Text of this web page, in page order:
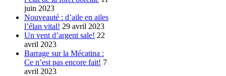
juin 2023
Nouveauté : d’aile en ailes
l’élan vital! 29 avril 2023
Un vent d’argent sale! 22
avril 2023
Barrage sur la Mécatina :
Ce n’est pas encore fait! 7
avril 2023